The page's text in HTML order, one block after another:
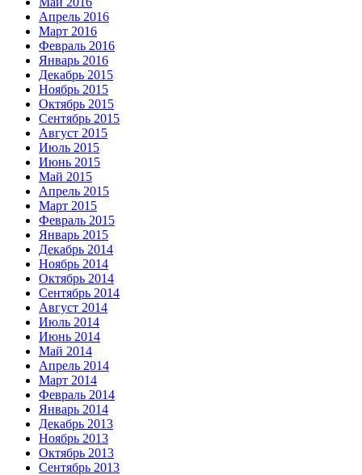
Апрель 2016
Март 2016
Февраль 2016
Январь 2016
Декабрь 2015
Ноябрь 2015
Октябрь 2015
Сентябрь 2015
Август 2015
Июль 2015
Июнь 2015
Май 2015
Апрель 2015
Март 2015
Февраль 2015
Январь 2015
Декабрь 2014
Ноябрь 2014
Октябрь 2014
Сентябрь 2014
Август 2014
Июль 2014
Июнь 2014
Май 2014
Апрель 2014
Март 2014
Февраль 2014
Январь 2014
Декабрь 2013
Ноябрь 2013
Октябрь 2013
Сентябрь 2013